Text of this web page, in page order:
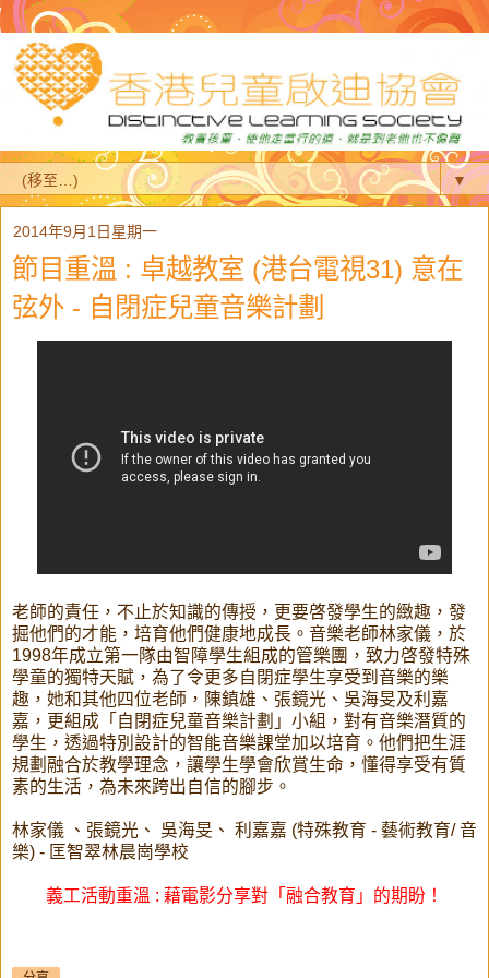
▼
2014年9月1日星期一
節目重溫 : 卓越教室 (港台電視31) 意在
弦外 - 自閉症兒童音樂計劃
老師的責任，不止於知識的傳授，更要啓發學生的緻趣，發
掘他們的才能，培育他們健康地成長。音樂老師林家儀，於
1998年成立第一隊由智障學生組成的管樂團，致力啓發特殊
學童的獨特天賦，為了令更多自閉症學生享受到音樂的樂
趣，她和其他四位老師，陳鎮雄、張鏡光、吳海旻及利嘉
嘉，更組成「自閉症兒童音樂計劃」小組，對有音樂潛質的
學生，透過特別設計的智能音樂課堂加以培育。他們把生涯
規劃融合於教學理念，讓學生學會欣賞生命，懂得享受有質
素的生活，為未來跨出自信的腳步。
林家儀 、張鏡光、 吳海旻、 利嘉嘉 (特殊教育 - 藝術教育/ 音
樂) - 匡智翠林晨崗學校
義工活動重溫 : 藉電影分享對「融合教育」的期盼！